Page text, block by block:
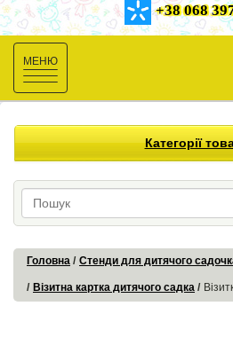
+38 068
Toggle
navigation
Категорії
Головна Стенди для дитячого
Візитна картка дитячого садка